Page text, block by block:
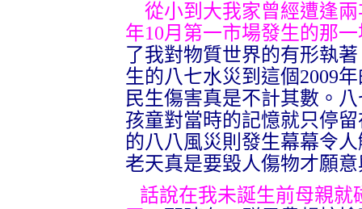
從小到大我家曾經遭逢
年10月第一市場發生的那
了我對物質世界的有形執
生的八七水災到這個2009
民生傷害真是不計其數。
孩童對當時的記憶就只停
的八八風災則發生幕幕令
老天真是要毀人傷物才願
話說在我未誕生前母親